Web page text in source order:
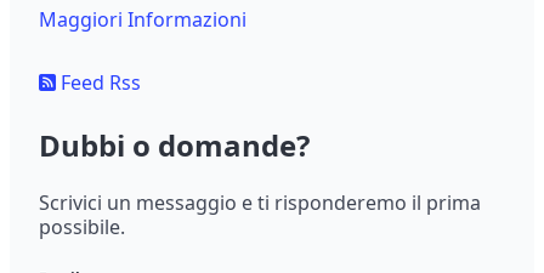
Maggiori Informazioni
Feed Rss
Dubbi o domande?
Scrivici un messaggio e ti risponderemo il prima
possibile.